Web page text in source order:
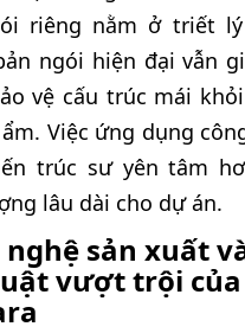
riêng nằm ở triết
ngói hiện đại vẫn
vệ cấu trúc mái
Việc ứng dụng
trúc sư yên tâm
lâu dài cho dự án.
nghệ sản xuất
vượt trội